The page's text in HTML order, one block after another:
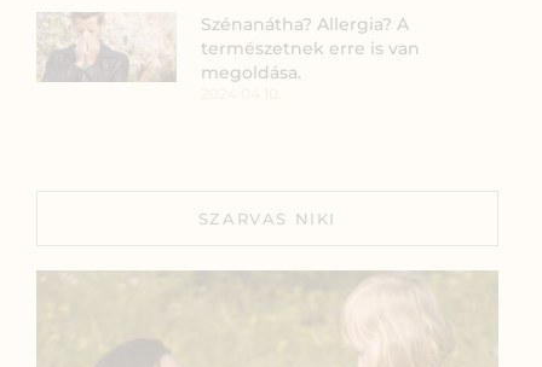
Szénanátha? Allergia? A
természetnek erre is van
megoldása.
SZARVAS NIKI